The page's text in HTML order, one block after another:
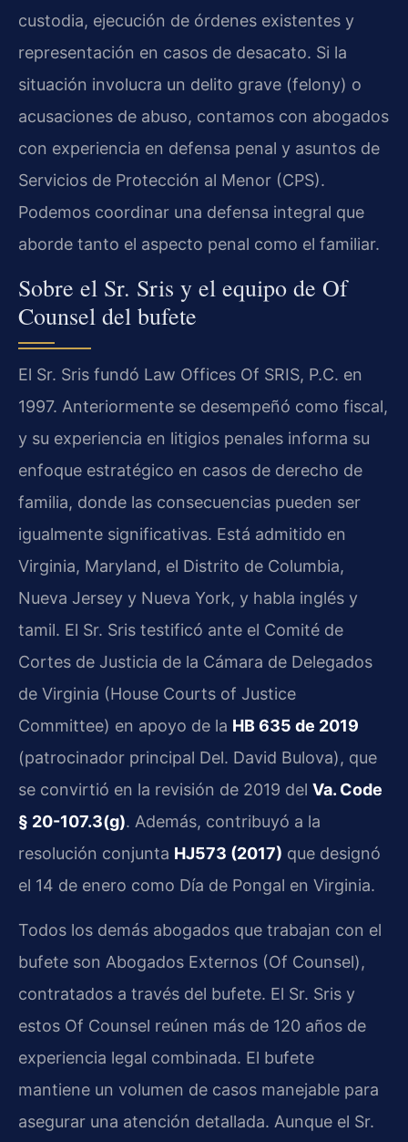
custodia, ejecución de órdenes existentes y
representación en casos de desacato. Si la
situación involucra un delito grave (felony) o
acusaciones de abuso, contamos con abogados
con experiencia en defensa penal y asuntos de
Servicios de Protección al Menor (CPS).
Podemos coordinar una defensa integral que
aborde tanto el aspecto penal como el familiar.
Sobre el Sr. Sris y el equipo de Of
Counsel del bufete
El Sr. Sris fundó Law Offices Of SRIS, P.C. en
1997. Anteriormente se desempeñó como fiscal,
y su experiencia en litigios penales informa su
enfoque estratégico en casos de derecho de
familia, donde las consecuencias pueden ser
igualmente significativas. Está admitido en
Virginia, Maryland, el Distrito de Columbia,
Nueva Jersey y Nueva York, y habla inglés y
tamil. El Sr. Sris testificó ante el Comité de
Cortes de Justicia de la Cámara de Delegados
de Virginia (House Courts of Justice
Committee) en apoyo de la HB 635 de 2019
(patrocinador principal Del. David Bulova), que
se convirtió en la revisión de 2019 del Va. Code
§ 20-107.3(g). Además, contribuyó a la
resolución conjunta HJ573 (2017) que designó
el 14 de enero como Día de Pongal en Virginia.
Todos los demás abogados que trabajan con el
bufete son Abogados Externos (Of Counsel),
contratados a través del bufete. El Sr. Sris y
estos Of Counsel reúnen más de 120 años de
experiencia legal combinada. El bufete
mantiene un volumen de casos manejable para
asegurar una atención detallada. Aunque el Sr.